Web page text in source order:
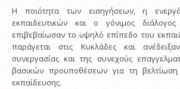
Η ποιότητα των εισηγήσεων, η
εκπαιδευτικών και ο γόνιμος
επιβεβαίωσαν το υψηλό επίπεδο του
παράγεται στις Κυκλάδες και
συνεργασίας και της συνεχούς
βασικών προϋποθέσεων για τη βελτίωση
εκπαίδευσης.